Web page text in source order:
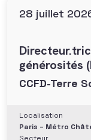
28 juillet
générosités
CCFD-Terre
Localisation
Paris – Métro